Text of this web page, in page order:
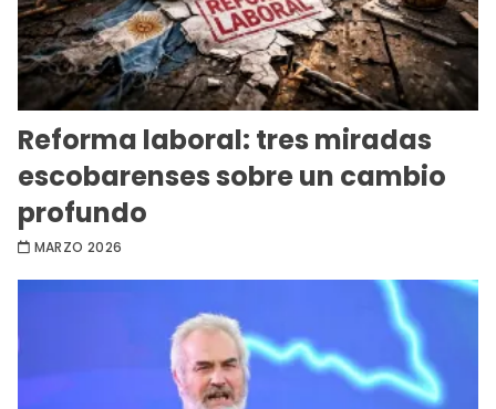
Reforma laboral: tres miradas
escobarenses sobre un cambio
profundo
MARZO 2026